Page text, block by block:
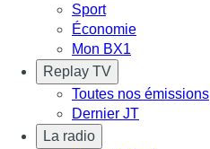
Sport
Économie
Mon BX1
Replay TV
Toutes nos émissions
Dernier JT
La radio